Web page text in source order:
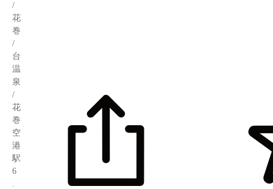
/
花
巻
/
台
温
泉
/
花
巻
空
港
駅
6
.